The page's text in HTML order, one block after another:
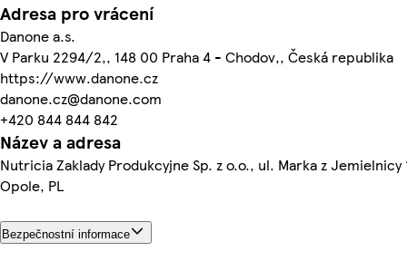
Adresa pro vrácení
Danone a.s.
V Parku 2294/2,, 148 00 Praha 4 - Chodov,, Česká republika
https://www.danone.cz
danone.cz@danone.com
+420 844 844 842
Název a adresa
Nutricia Zaklady Produkcyjne Sp. z o.o., ul. Marka z Jemielnicy
Opole, PL
Bezpečnostní informace